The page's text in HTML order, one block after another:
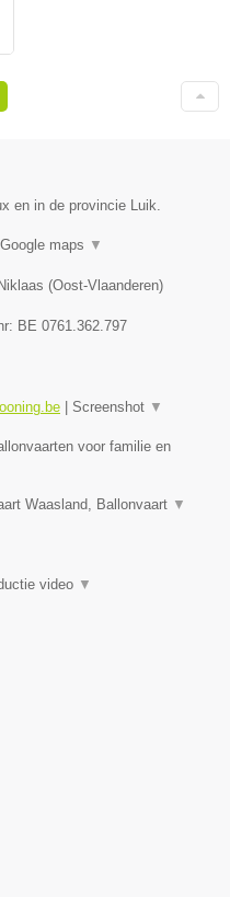
en in de provincie Luik.
Google maps ▼
(Oost-Vlaanderen)
BE 0761.362.797
| Screenshot ▼
voor familie en
Waasland, Ballonvaart ▼
video ▼